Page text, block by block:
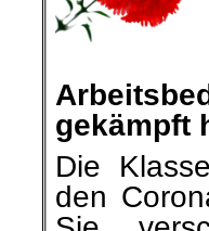
gekämpft
Die
den